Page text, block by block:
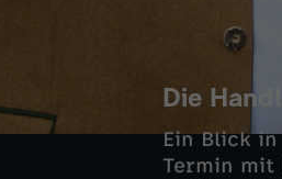
Die
Ein Blick
Termin mit